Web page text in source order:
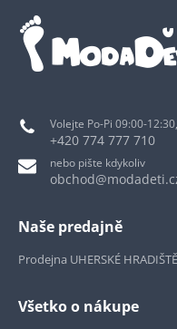
Volejte Po-Pi 09:00-
+420 774 777 710
nebo pište kdykoliv
Naše predajně
Prodejna UHERSKÉ HRADIŠTĚ
Všetko o nákupe